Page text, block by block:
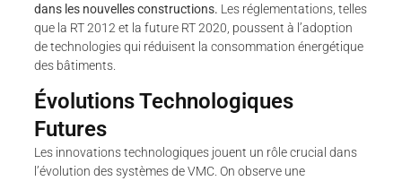
dans les nouvelles constructions. Les réglementations, telles
que la RT 2012 et la future RT 2020, poussent à l’adoption
de technologies qui réduisent la consommation énergétique
des bâtiments.
Évolutions Technologiques
Futures
Les innovations technologiques jouent un rôle crucial dans
l’évolution des systèmes de VMC. On observe une